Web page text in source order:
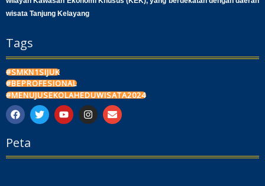
wisata Tanjung Kelayang
Tags
#SMKN1SIJUK
#BEPROFESIONAL
#MENUJUSEKOLAHEDUWISATA2024
F
a
e
b
T
w
t
Y
o
u
I
n
a
E
n
l
Peta